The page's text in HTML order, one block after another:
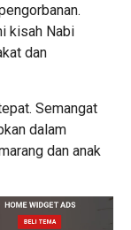
kisah Nabi
dan
Semangat
dalam
dan anak